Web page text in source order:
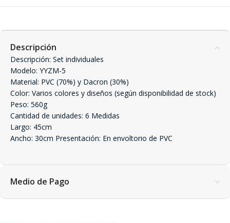
Descripción
Descripción: Set individuales
Modelo: YYZM-5
Material: PVC (70%) y Dacron (30%)
Color: Varios colores y diseños (según disponibilidad de stock)
Peso: 560g
Cantidad de unidades: 6 Medidas
Largo: 45cm
Ancho: 30cm Presentación: En envoltorio de PVC
Medio de Pago